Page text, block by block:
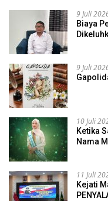
9 Juli
Biaya
9 Juli
10 Juli
Ketika
Nama
11 Juli
Kejati